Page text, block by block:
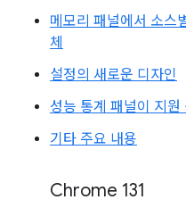
메모리 패널에서 소스
체
설정의 새로운 디자인
성능 통계 패널이 지
기타 주요 내용
Chrome 131